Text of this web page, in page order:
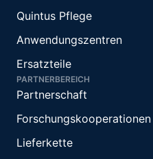
Quintus Pflege
Anwendungszentren
Ersatzteile
PARTNERBEREICH
Partnerschaft
Forschungskooperationen
Lieferkette